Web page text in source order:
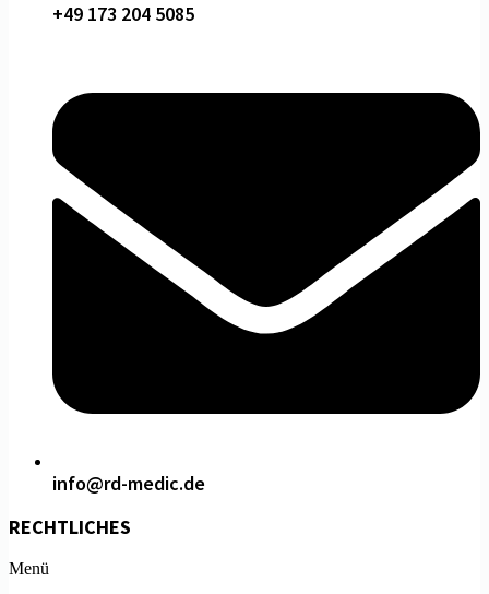
+49 173 204 5085
info@rd-medic.de
RECHTLICHES
Menü